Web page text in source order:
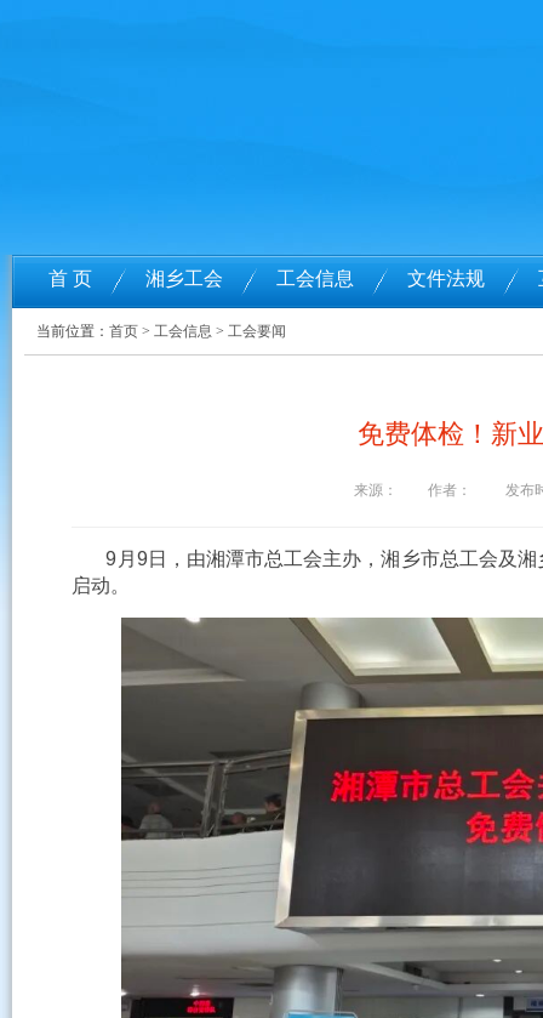
首 页 湘乡工会 工会信息 文件法规
当前位置： 首页 > 工会信息 > 工会要闻
免费体检！新
来源： 作者： 发布
9月9日，由湘潭市总工会主办，湘乡市总工会及湘
启动。